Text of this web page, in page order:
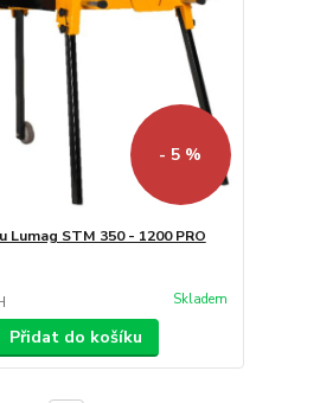
- 5 %
Lumag STM 350 - 1200 PRO
Skladem
Přidat do košíku